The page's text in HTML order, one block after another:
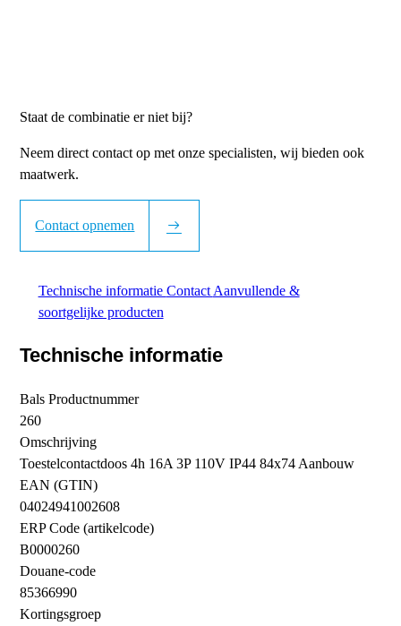
Staat de combinatie er niet bij?
Neem direct contact op met onze specialisten, wij bieden ook
maatwerk.
Contact opnemen
Technische informatie Contact Aanvullende &
soortgelijke producten
Technische informatie
Bals Productnummer
260
Omschrijving
Toestelcontactdoos 4h 16A 3P 110V IP44 84x74 Aanbouw
EAN (GTIN)
04024941002608
ERP Code (artikelcode)
B0000260
Douane-code
85366990
Kortingsgroep